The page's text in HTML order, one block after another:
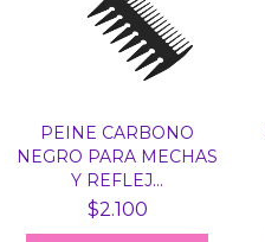
PEINE CARBONO
NEGRO PARA MECHAS
Y REFLEJ...
$2.100